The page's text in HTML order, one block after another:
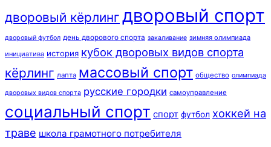
дворовый кёрлинг дворовый спорт
дворовый футбол день дворового спорта закаливание зимняя олимпиада
инициатива история кубок дворовых видов спорта
кёрлинг лапта массовый спорт общество олимпиада
дворовых видов спорта русские городки самоуправление
социальный спорт спорт футбол хоккей на
траве школа грамотного потребителя